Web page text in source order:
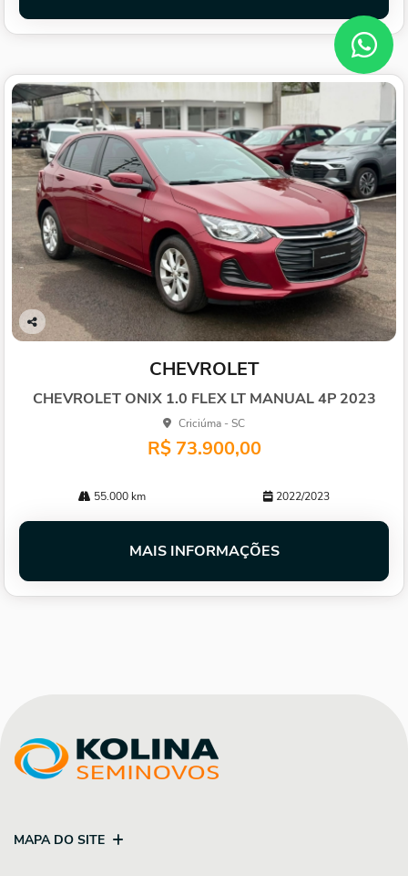
Co
CHEVROLET
CHEVROLET ONIX 1.0 FLEX LT MANUAL 4P 2023
Criciúma - SC
R$ 73.900,00
55.000 km 2022/2023
MAIS INFORMAÇÕES
MAPA DO SITE